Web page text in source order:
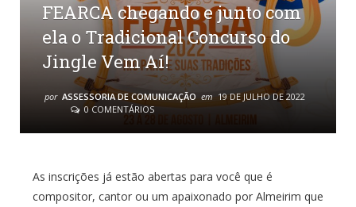
FEARCA chegando e junto com
ela o Tradicional Concurso do
Jingle Vem Aí!
por ASSESSORIA DE COMUNICAÇÃO em 19 DE JULHO DE 2022
0 COMENTÁRIOS
As inscrições já estão abertas para você que é
compositor, cantor ou um apaixonado por Almeirim que